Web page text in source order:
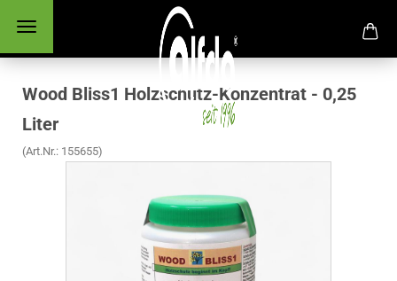
Wood Bliss1 Holzschutz-Konzentrat - 0,25
Liter
(Art.Nr.: 155655)